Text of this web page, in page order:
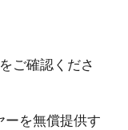
をご確認くださ
を無償提供す